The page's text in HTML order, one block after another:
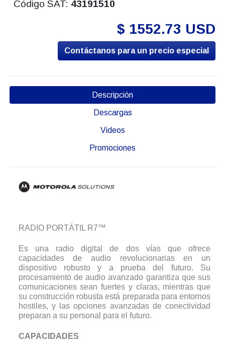
Código SAT: 43191510
$ 1552.73 USD
Contáctanos para un precio especial
Descripción
Descargas
Videos
Promociones
RADIO PORTÁTIL R7™
Es una radio digital de dos vías que ofrece
capacidades de audio revolucionarias en un
dispositivo robusto y a prueba del futuro. Su
procesamiento de audio avanzado garantiza que sus
comunicaciones sean fuertes y claras, mientras que
su construcción robusta está preparada para entornos
hostiles, y las opciones avanzadas de conectividad
preparan a su personal para el futuro.
CAPACIDADES